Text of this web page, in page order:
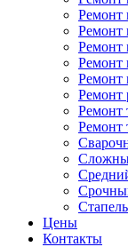
Ремонт
Ремонт
Ремонт
Ремонт
Ремонт
Ремонт
Ремонт
Цены
Контакты